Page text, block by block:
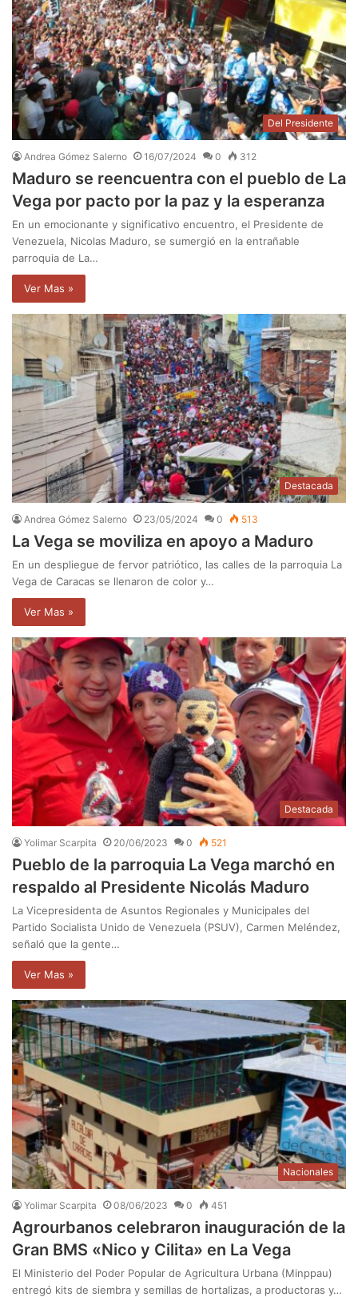
Del Presidente
Andrea Gómez Salerno 16/07/2024 0 312
Maduro se reencuentra con el pueblo de La
Vega por pacto por la paz y la esperanza
En un emocionante y significativo encuentro, el Presidente de
Venezuela, Nicolas Maduro, se sumergió en la entrañable
parroquia de La…
Ver Mas »
Destacada
Andrea Gómez Salerno 23/05/2024 0 513
La Vega se moviliza en apoyo a Maduro
En un despliegue de fervor patriótico, las calles de la parroquia La
Vega de Caracas se llenaron de color y…
Ver Mas »
Destacada
Yolimar Scarpita 20/06/2023 0 521
Pueblo de la parroquia La Vega marchó en
respaldo al Presidente Nicolás Maduro
La Vicepresidenta de Asuntos Regionales y Municipales del
Partido Socialista Unido de Venezuela (PSUV), Carmen Meléndez,
señaló que la gente…
Ver Mas »
Nacionales
Yolimar Scarpita 08/06/2023 0 451
Agrourbanos celebraron inauguración de la
Gran BMS «Nico y Cilita» en La Vega
El Ministerio del Poder Popular de Agricultura Urbana (Minppau)
entregó kits de siembra y semillas de hortalizas, a productoras y…